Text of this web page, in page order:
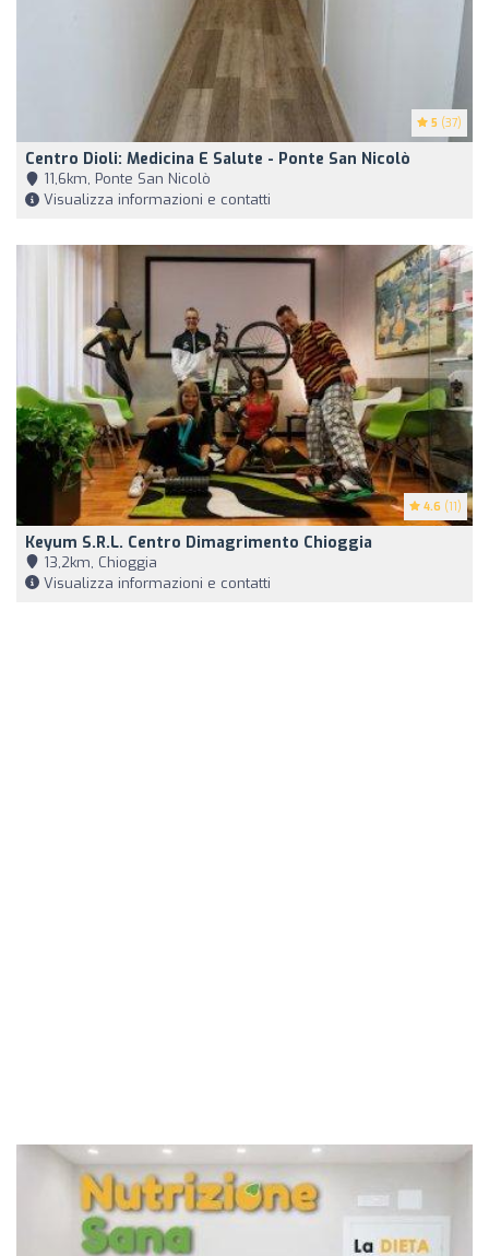
5 (37)
Centro Dioli: Medicina E Salute - Ponte San Nicolò
11,6km, Ponte San Nicolò
Visualizza informazioni e contatti
4.6 (11)
Keyum S.r.l. Centro Dimagrimento Chioggia
13,2km, Chioggia
Visualizza informazioni e contatti